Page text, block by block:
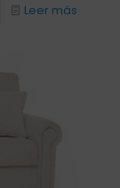
Leer más